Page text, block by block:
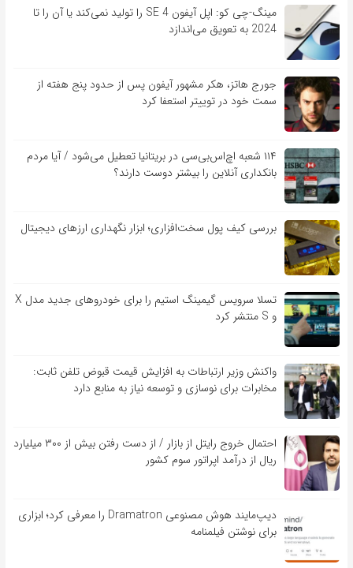
مینگ-چی کو: اپل آیفون SE 4 را تولید نمی‌کند یا آن را تا
2024 به تعویق می‌اندازد
جورج هاتز، هکر مشهور آیفون پس از حدود پنج هفته از
سمت خود در توییتر استعفا کرد
۱۱۴ شعبه اچ‌اس‌بی‌سی در بریتانیا تعطیل می‌شود / آیا مردم
بانکداری آنلاین را بیشتر دوست دارند؟
بررسی کیف‌ پول سخت‌افزاری؛ ابزار نگهداری ارزهای دیجیتال
تسلا سرویس گیمینگ استیم را برای خودروهای جدید مدل X
و S منتشر کرد
واکنش وزیر ارتباطات به افزایش قیمت قبوض تلفن ثابت:
مخابرات برای نوسازی و توسعه نیاز به منابع دارد
احتمال خروج رایتل از بازار / از دست رفتن بیش از ۳۰۰ میلیارد
ریال از درآمد اپراتور سوم کشور
دیپ‌مایند هوش مصنوعی Dramatron را معرفی کرد؛ ابزاری
برای نوشتن فیلمنامه